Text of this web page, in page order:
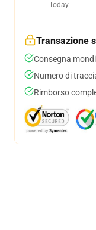
Today
Transazione
Consegna
Numero di
Rimborso